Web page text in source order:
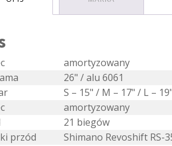
amortyzowany
26" / alu 6061
S – 15" / M – 17" / L – 19"
amortyzowany
21 biegów
przód
Shimano Revoshift RS-